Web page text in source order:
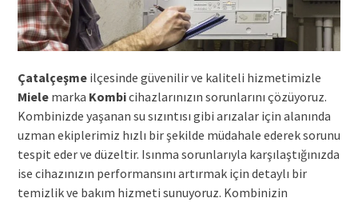
Çatalçeşmeilçesinde güvenilir ve kaliteli hizmetimizle
Mielemarka Kombicihazlarınızın sorunlarını çözüyoruz.
Kombinizde yaşanan su sızıntısı gibi arızalar için alanında
uzman ekiplerimiz hızlı bir şekilde müdahale ederek sorunu
tespit eder ve düzeltir. Isınma sorunlarıyla karşılaştığınızda
ise cihazınızın performansını artırmak için detaylı bir
temizlik ve bakım hizmeti sunuyoruz. Kombinizin